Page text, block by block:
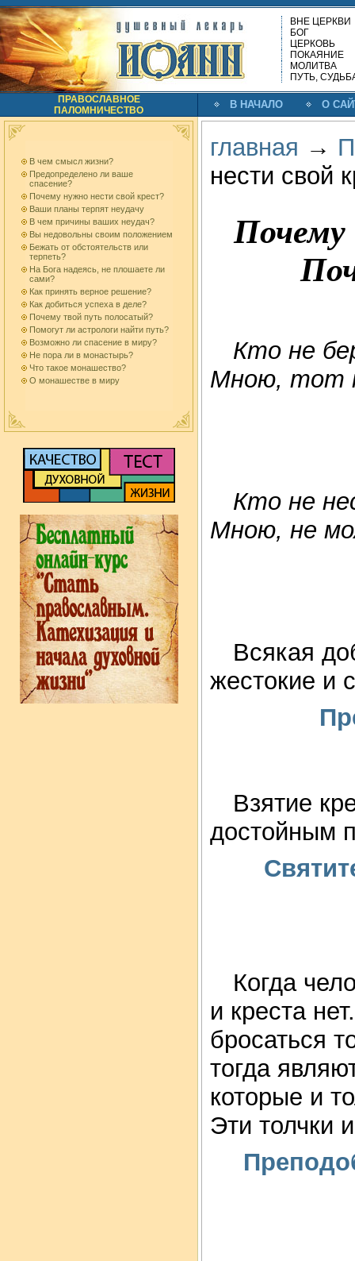
ВНЕ ЦЕРКВИ
БОГ
ЦЕРКОВЬ
ПОКАЯНИЕ
МОЛИТВА
ПУТЬ,
ПРАВОСЛАВНОЕ
ПАЛОМНИЧЕСТВО
В НАЧАЛО О
В чем смысл жизни?
Предопределено ли ваше
спасение?
Почему нужно нести свой крест?
Ваши планы терпят неудачу
В чем причины ваших неудач?
Вы недовольны своим положением
Бежать от обстоятельств или
терпеть?
На Бога надеясь, не плошаете ли
сами?
Как принять верное решение?
Как добиться успеха в деле?
Почему твой путь полосатый?
Помогут ли астрологи найти путь?
Возможно ли спасение в миру?
Не пора ли в монастырь?
Что такое монашество?
О монашестве в миру
главная →
нести свой
Почему
Кто не
Мною, тот
Кто не
Мною, не
Всякая
жестокие и
Взятие
достойным
Когда
и креста
бросаться
тогда
которые и
Эти толчки